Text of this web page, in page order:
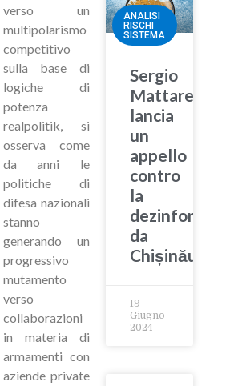
verso un
multipolarismo
competitivo
sulla base di
logiche di
potenza
realpolitik, si
osserva come
da anni le
politiche di
difesa nazionali
stanno
generando un
progressivo
mutamento
verso
collaborazioni
in materia di
armamenti con
aziende private
ANALISI
RISCHI
SISTEMA
Sergio
Mattarella
lancia
un
appello
contro
la
da
Chișinău
19
Giugno
2024